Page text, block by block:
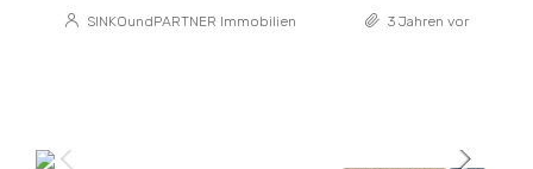
SINKOundPARTNER Immobilien 3 Jahren vor